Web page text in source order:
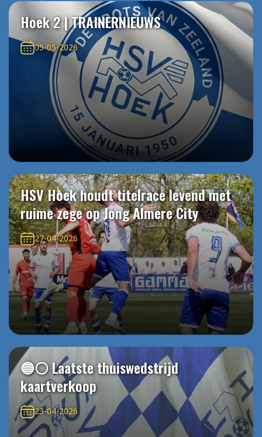
Hoek 2 | TRAINERNIEUWS
05-05-2026
HSV Hoek houdt titelrace levend met
ruime zege op Jong Almere City
27-04-2026
🔵⚪️ Laatste thuiswedstrijd
kaartverkoop
23-04-2026